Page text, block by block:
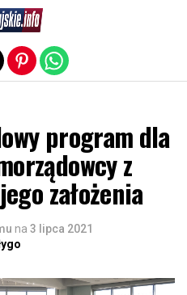
program dla
z
założenia
na 3 lipca 2021
version